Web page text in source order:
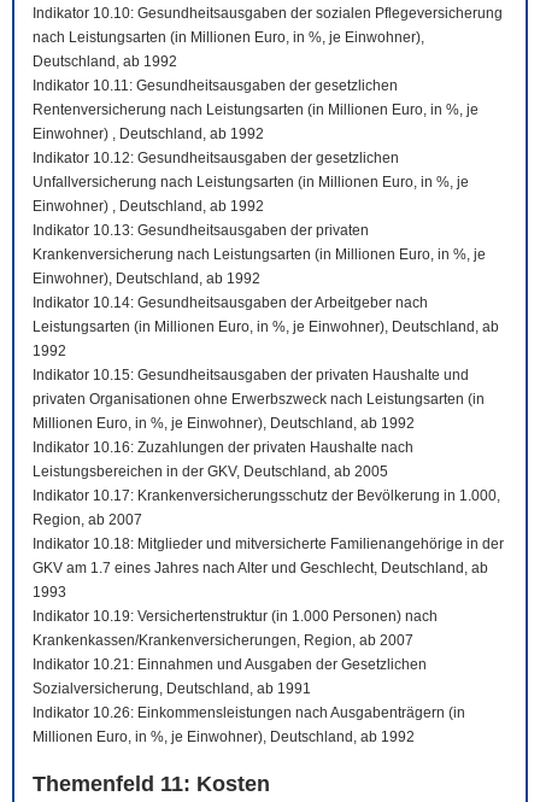
Indikator 10.10: Gesundheitsausgaben der sozialen Pflegeversicherung
nach Leistungsarten (in Millionen Euro, in %, je Einwohner),
Deutschland, ab 1992
Indikator 10.11: Gesundheitsausgaben der gesetzlichen
Rentenversicherung nach Leistungsarten (in Millionen Euro, in %, je
Einwohner) , Deutschland, ab 1992
Indikator 10.12: Gesundheitsausgaben der gesetzlichen
Unfallversicherung nach Leistungsarten (in Millionen Euro, in %, je
Einwohner) , Deutschland, ab 1992
Indikator 10.13: Gesundheitsausgaben der privaten
Krankenversicherung nach Leistungsarten (in Millionen Euro, in %, je
Einwohner), Deutschland, ab 1992
Indikator 10.14: Gesundheitsausgaben der Arbeitgeber nach
Leistungsarten (in Millionen Euro, in %, je Einwohner), Deutschland, ab
1992
Indikator 10.15: Gesundheitsausgaben der privaten Haushalte und
privaten Organisationen ohne Erwerbszweck nach Leistungsarten (in
Millionen Euro, in %, je Einwohner), Deutschland, ab 1992
Indikator 10.16: Zuzahlungen der privaten Haushalte nach
Leistungsbereichen in der GKV, Deutschland, ab 2005
Indikator 10.17: Krankenversicherungsschutz der Bevölkerung in 1.000,
Region, ab 2007
Indikator 10.18: Mitglieder und mitversicherte Familienangehörige in der
GKV am 1.7 eines Jahres nach Alter und Geschlecht, Deutschland, ab
1993
Indikator 10.19: Versichertenstruktur (in 1.000 Personen) nach
Krankenkassen/Krankenversicherungen, Region, ab 2007
Indikator 10.21: Einnahmen und Ausgaben der Gesetzlichen
Sozialversicherung, Deutschland, ab 1991
Indikator 10.26: Einkommensleistungen nach Ausgabenträgern (in
Millionen Euro, in %, je Einwohner), Deutschland, ab 1992
Themenfeld 11: Kosten